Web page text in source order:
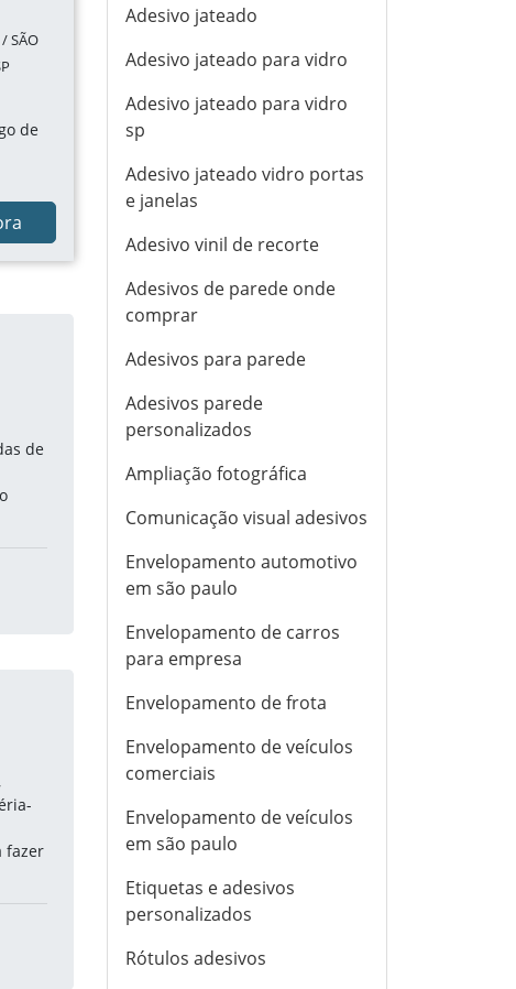
SÃO
de
de
fazer
Adesivo jateado
Adesivo jateado para vidro
Adesivo jateado para vidro
sp
Adesivo jateado vidro portas
e janelas
Adesivo vinil de recorte
Adesivos de parede onde
comprar
Adesivos para parede
Adesivos parede
personalizados
Ampliação fotográfica
Comunicação visual adesivos
Envelopamento automotivo
em são paulo
Envelopamento de carros
para empresa
Envelopamento de frota
Envelopamento de veículos
comerciais
Envelopamento de veículos
em são paulo
Etiquetas e adesivos
personalizados
Rótulos adesivos